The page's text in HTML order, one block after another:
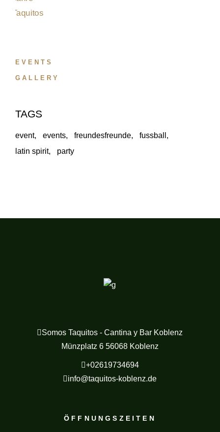
EVENTS
GALLERY
TAGS
event events freundesfreunde
fussball
latin spirit
party
Somos Taquitos - Cantina y Bar Koblenz
Münzplatz 6 56068 Koblenz
+02619734694
info@taquitos-koblenz.de
ÖFFNUNGSZEITEN